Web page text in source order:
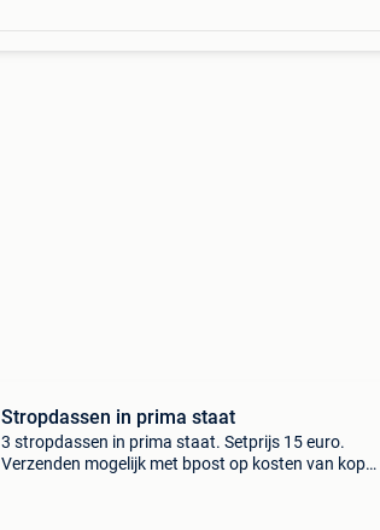
Stropdassen in prima staat
3 stropdassen in prima staat. Setprijs 15 euro.
Verzenden mogelijk met bpost op kosten van koper.